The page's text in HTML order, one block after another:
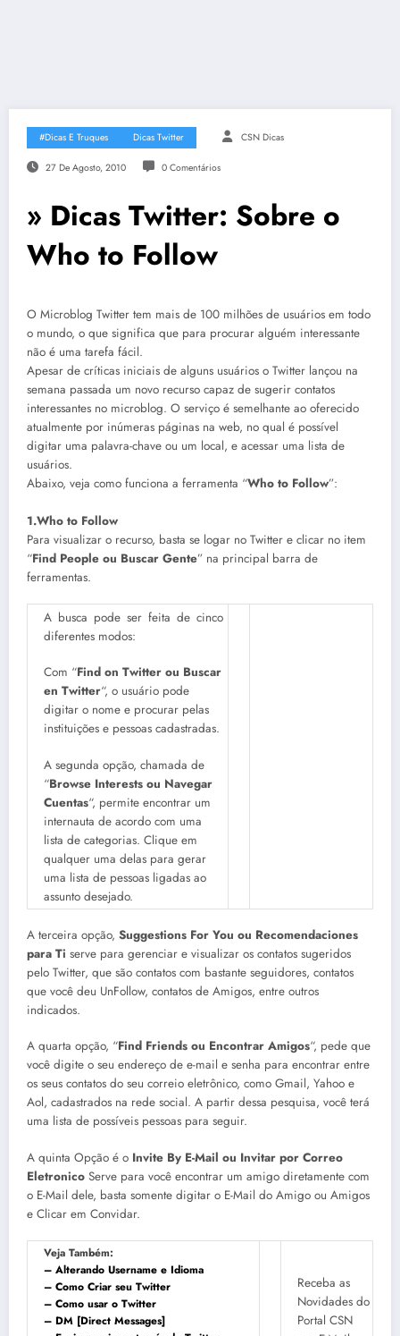
#Dicas E Truques Dicas Twitter CSN Dicas
27 De Agosto, 2010 0 Comentários
» Dicas Twitter: Sobre o
Who to Follow
O Microblog Twitter tem mais de 100 milhões de usuários em todo
o mundo, o que significa que para procurar alguém interessante
não é uma tarefa fácil.
Apesar de críticas iniciais de alguns usuários o Twitter lançou na
semana passada um novo recurso capaz de sugerir contatos
interessantes no microblog. O serviço é semelhante ao oferecido
atualmente por inúmeras páginas na web, no qual é possível
digitar uma palavra-chave ou um local, e acessar uma lista de
usuários.
Abaixo, veja como funciona a ferramenta “Who to Follow”:
1.Who to Follow
Para visualizar o recurso, basta se logar no Twitter e clicar no item
“Find People ou Buscar Gente” na principal barra de
ferramentas.
A busca pode ser feita de cinco
diferentes modos:
Com “Find on Twitter ou Buscar
en Twitter“, o usuário pode
digitar o nome e procurar pelas
instituições e pessoas cadastradas.
A segunda opção, chamada de
“Browse Interests ou Navegar
Cuentas“, permite encontrar um
internauta de acordo com uma
lista de categorias. Clique em
qualquer uma delas para gerar
uma lista de pessoas ligadas ao
assunto desejado.
A terceira opção, Suggestions For You ou Recomendaciones
para Ti serve para gerenciar e visualizar os contatos sugeridos
pelo Twitter, que são contatos com bastante seguidores, contatos
que você deu UnFollow, contatos de Amigos, entre outros
indicados.
A quarta opção, “Find Friends ou Encontrar Amigos“, pede que
você digite o seu endereço de e-mail e senha para encontrar entre
os seus contatos do seu correio eletrônico, como Gmail, Yahoo e
Aol, cadastrados na rede social. A partir dessa pesquisa, você terá
uma lista de possíveis pessoas para seguir.
A quinta Opção é o Invite By E-Mail ou Invitar por Correo
Eletronico Serve para você encontrar um amigo diretamente com
o E-Mail dele, basta somente digitar o E-Mail do Amigo ou Amigos
e Clicar em Convidar.
Veja Também:
– Alterando Username e Idioma
– Como Criar seu Twitter
– Como usar o Twitter
– DM [Direct Messages]
Receba as
Novidades do
Portal CSN